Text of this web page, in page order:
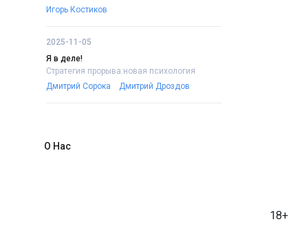
Игорь Костиков
2025-11-05
Я в деле!
Стратегия прорыва:новая психология
Дмитрий Сорока
Дмитрий Дроздов
18+
О Нас